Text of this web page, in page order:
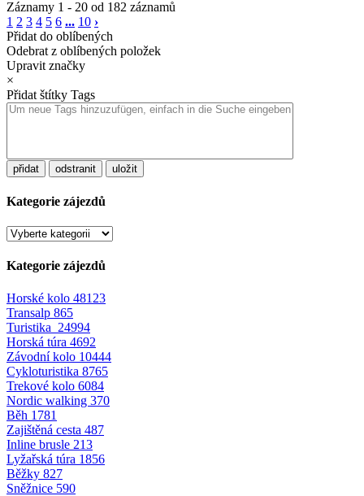
Záznamy 1 - 20 od 182 záznamů
1 2 3 4 5 6 ... 10 ›
Přidat do oblíbených
Odebrat z oblíbených položek
Upravit značky
×
Přidat štítky Tags
přidat odstranit uložit
Kategorie zájezdů
Kategorie zájezdů
Horské kolo 48123
Transalp 865
Turistika 24994
Horská túra 4692
Závodní kolo 10444
Cykloturistika 8765
Trekové kolo 6084
Nordic walking 370
Běh 1781
Zajištěná cesta 487
Inline brusle 213
Lyžařská túra 1856
Běžky 827
Sněžnice 590